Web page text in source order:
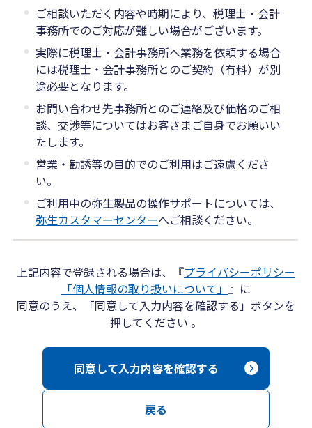
ご相談いただく内容や時期により、税理士・会計
事務所でのご対応が難しい場合がございます。
実際に税理士・会計事務所へ業務を依頼する場合
には税理士・会計事務所とのご契約（有料）が別
途必要となります。
お問い合わせ先事務所とのご連絡及び価格のご相
談、交渉等についてはお客さまご自身でお願いい
たします。
営業・勧誘等の目的でのご利用はご遠慮くださ
い。
ご利用中の弥生製品の操作サポートについては、
弥生カスタマーセンターへご相談ください。
上記内容で登録される場合は、『プライバシーポリシー
「個人情報の取り扱いについて」 』に
同意のうえ、「同意して入力内容を確認する」ボタンを
押してください 。
戻る
同意して入力内容を確認する